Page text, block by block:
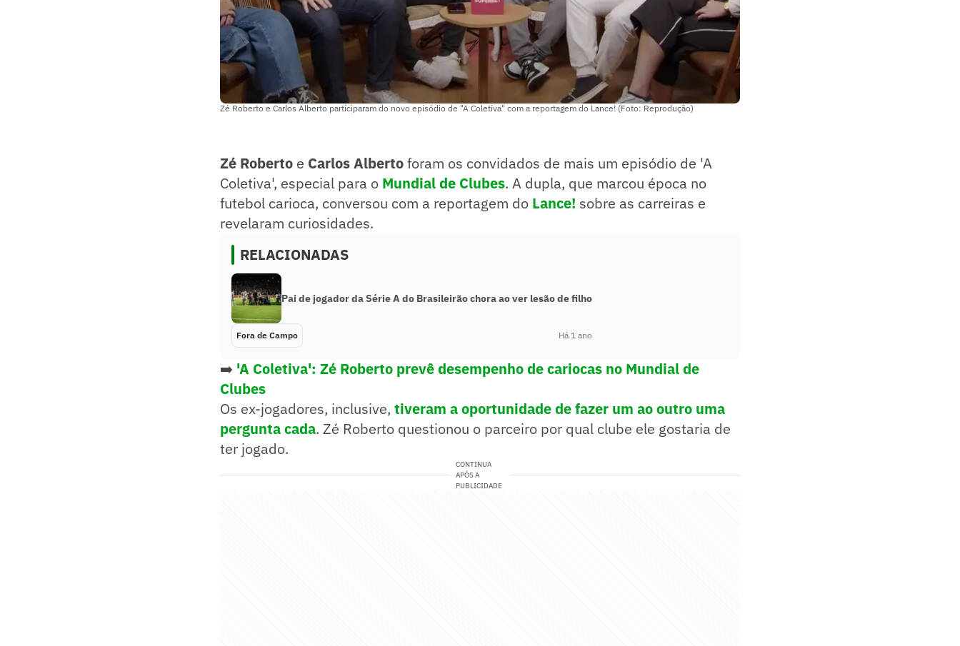
Zé Roberto e Carlos Alberto participaram do novo episódio de "A Coletiva" com a reportagem do Lance! (Foto: Reprodução)
Zé Roberto e Carlos Albertoforam os convidados de mais um episódio de 'A
Coletiva', especial para o Mundial de Clubes. A dupla, que marcou época no
futebol carioca, conversou com a reportagem do Lance! sobre as carreiras e
revelaram curiosidades.
RELACIONADAS
Pai de jogador da Série A do Brasileirão chora ao ver lesão de filho
Fora de Campo Há 1 ano
➡️ 'A Coletiva': Zé Roberto prevê desempenho de cariocas no Mundial de
Clubes
Os ex-jogadores, inclusive, tiveram a oportunidade de fazer um ao outro uma
pergunta cada. Zé Roberto questionou o parceiro por qual clube ele gostaria de
ter jogado.
CONTINUA
APÓS A
PUBLICIDADE